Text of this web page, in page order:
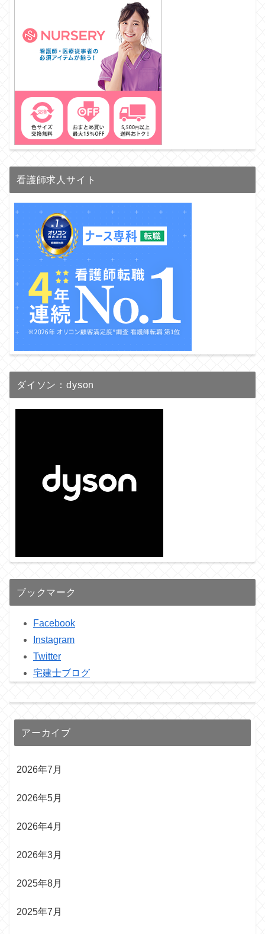
看護師求人サイト
ダイソン：dyson
ブックマーク
Facebook
Instagram
Twitter
宅建士ブログ
アーカイブ
2026年7月
2026年5月
2026年4月
2026年3月
2025年8月
2025年7月